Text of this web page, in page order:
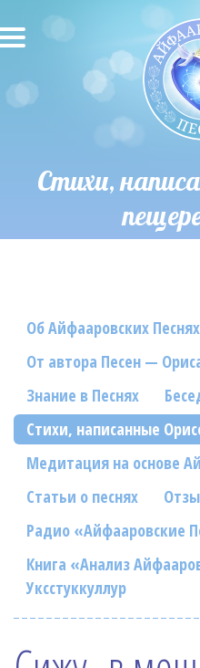
О песнях
Исполнители
Исполнение автора
Скачать
Контакты
Фотогалерея
In English
Видео
Ииссиидиология
Номера песен
Стихи,
Об Айфааровских
От автора Песен —
Знание в Песнях
Стихи, написанные
Медитация на основе
Статьи о песнях
Радио «Айфааровские
Книга «Анализ
Уксстуккуллур